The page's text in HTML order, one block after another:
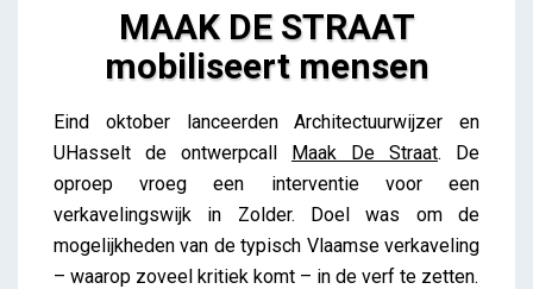
MAAK DE STRAAT
mobiliseert mensen
MAAK DE STRAAT mobiliseert mensen
Eind oktober lanceerden Architectuurwijzer en
UHasselt de ontwerpcall Maak De Straat. De
oproep vroeg een interventie voor een
verkavelingswijk in Zolder. Doel was om de
mogelijkheden van de typisch Vlaamse verkaveling
– waarop zoveel kritiek komt – in de verf te zetten.